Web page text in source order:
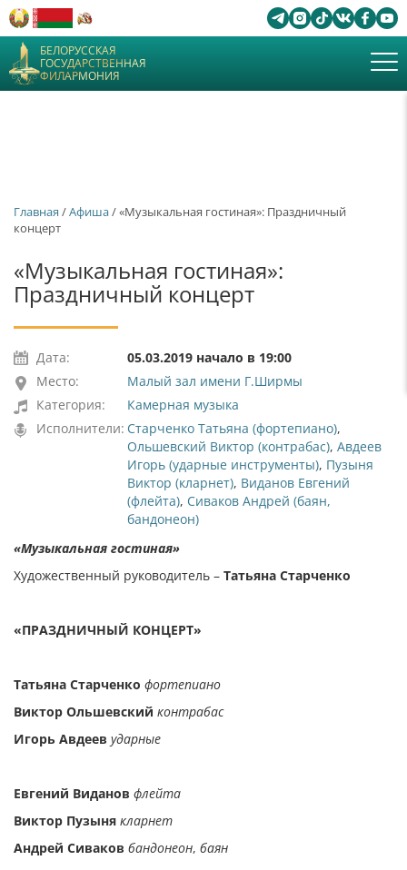
БЕЛОРУССКАЯ
ГОСУДАРСТВЕННАЯ
ФИЛАРМОНИЯ
Главная /Афиша/ «Музыкальная гостиная»: Праздничный
концерт
«Музыкальная гостиная»:
Праздничный концерт
Дата:
05.03.2019 начало в 19:00
Место:
Малый зал имени Г.Ширмы
Категория:
Камерная музыка
Исполнители: Старченко Татьяна (фортепиано),
Ольшевский Виктор (контрабас), Авдеев
Игорь (ударные инструменты), Пузыня
Виктор (кларнет), Виданов Евгений
(флейта), Сиваков Андрей (баян,
бандонеон)
«Музыкальная гостиная»
Художественный руководитель – Татьяна Старченко
«ПРАЗДНИЧНЫЙ КОНЦЕРТ»
Татьяна Старченко фортепиано
Виктор Ольшевский контрабас
Игорь Авдеев ударные
Евгений Виданов флейта
Виктор Пузыня кларнет
Андрей Сиваков бандонеон, баян